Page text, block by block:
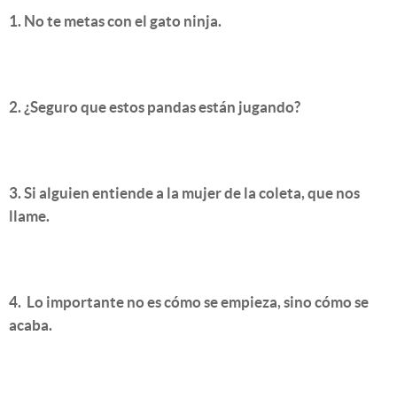
1. No te metas con el gato ninja.
2. ¿Seguro que estos pandas están jugando?
3. Si alguien entiende a la mujer de la coleta, que nos
llame.
4. Lo importante no es cómo se empieza, sino cómo se
acaba.